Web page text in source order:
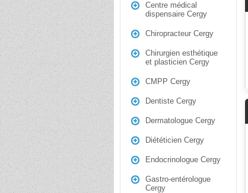
Centre médical
dispensaire Cergy
Chiropracteur Cergy
Chirurgien esthétique
et plasticien Cergy
CMPP Cergy
Dentiste Cergy
Dermatologue Cergy
Diététicien Cergy
Endocrinologue Cergy
Gastro-entérologue
Cergy